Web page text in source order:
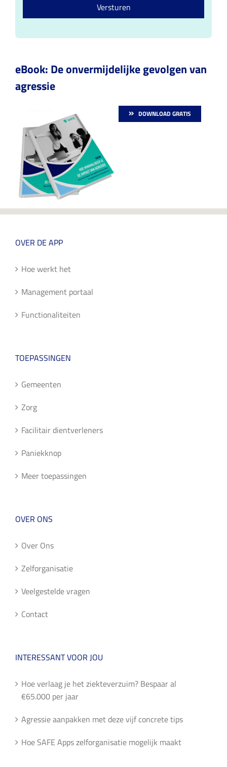
*
Versturen
eBook: De onvermijdelijke gevolgen van
agressie
DOWNLOAD GRATIS
OVER DE APP
Hoe werkt het
Management portaal
Functionaliteiten
TOEPASSINGEN
Gemeenten
Zorg
Facilitair dientverleners
Paniekknop
Meer toepassingen
OVER ONS
Over Ons
Zelforganisatie
Veelgestelde vragen
Contact
INTERESSANT VOOR JOU
Hoe verlaag je het ziekteverzuim? Bespaar al
€65.000 per jaar
Agressie aanpakken met deze vijf concrete tips
Hoe SAFE Apps zelforganisatie mogelijk maakt